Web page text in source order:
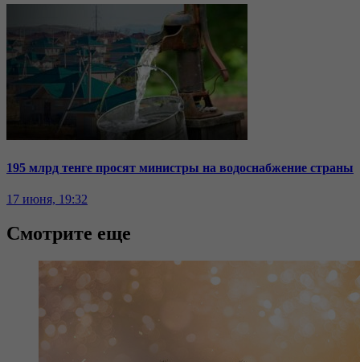
195 млрд тенге просят министры на водоснабжение страны
17 июня, 19:32
Смотрите еще